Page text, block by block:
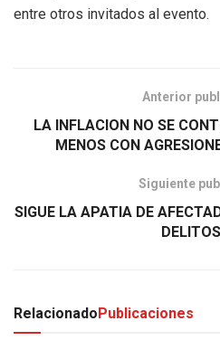
entre otros invitados al evento.
Anterior
LA INFLACION NO SE
MENOS CON
Siguiente
SIGUE LA APATIA DE
RelacionadoPublicaciones